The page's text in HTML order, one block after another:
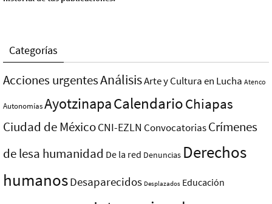
Categorías
Acciones urgentesAnálisisArte y Cultura en Lucha Atenco
AutonomíasAyotzinapaCalendarioChiapas
Ciudad de MéxicoCNI-EZLN ConvocatoriasCrímenes
de lesa humanidad De la red Denuncias Derechos
humanosDesaparecidos Desplazados Educación